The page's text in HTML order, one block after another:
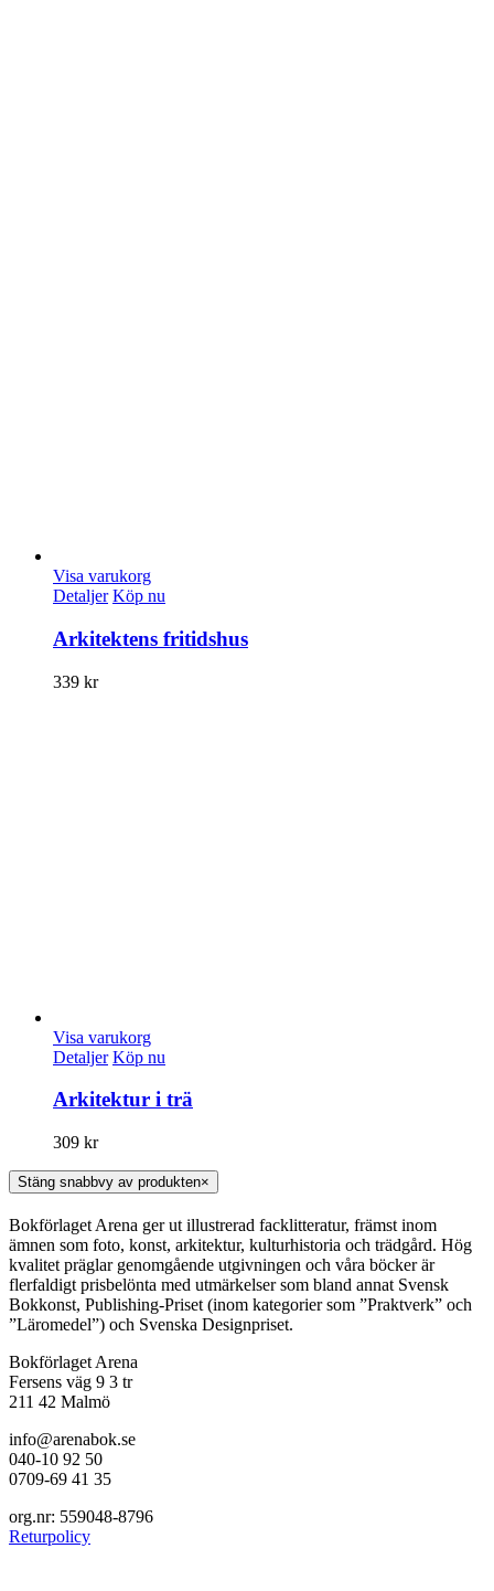
Visa varukorg
Detaljer Köp nu
Arkitektens fritidshus
339 kr
Visa varukorg
Detaljer Köp nu
Arkitektur i trä
309 kr
Stäng snabbvy av produkten×
Bokförlaget Arena ger ut illustrerad facklitteratur, främst inom
ämnen som foto, konst, arkitektur, kulturhistoria och trädgård. Hög
kvalitet präglar genomgående utgivningen och våra böcker är
flerfaldigt prisbelönta med utmärkelser som bland annat Svensk
Bokkonst, Publishing-Priset (inom kategorier som ”Praktverk” och
”Läromedel”) och Svenska Designpriset.
Bokförlaget Arena
Fersens väg 9 3 tr
211 42 Malmö
info@arenabok.se
040-10 92 50
0709-69 41 35
org.nr: 559048-8796
Returpolicy